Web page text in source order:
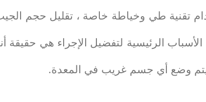
تقنية طي وخياطة خاصة ، تقليل حجم
الرئيسية لتفضيل الإجراء هي حقيقة
يتم وضع أي جسم غريب في المعدة.